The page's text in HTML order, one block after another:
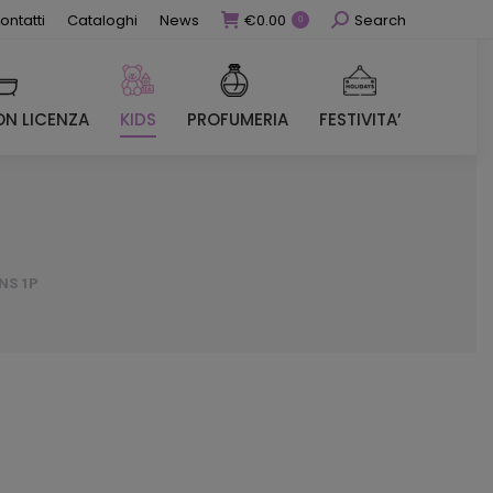
Cataloghi News €0.00 0 CercaSearch
LICENZA KIDS PROFUMERIA FESTIVITA’
1P
LICENZA KIDS PROFUMERIA FESTIVITA’